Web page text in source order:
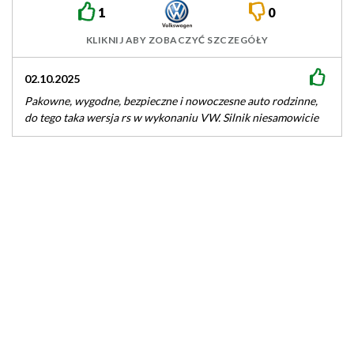
1 0
KLIKNIJ ABY ZOBACZYĆ SZCZEGÓŁY
02.10.2025
Pakowne, wygodne, bezpieczne i nowoczesne auto rodzinne,
do tego taka wersja rs w wykonaniu VW. Silnik niesamowicie
podatny na modyfikacje,…